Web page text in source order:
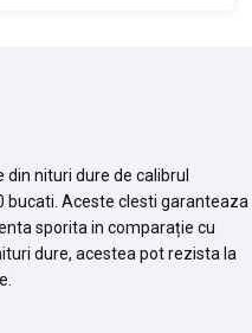
nituri dure de calibrul
bucati. Aceste clesti garanteaza
sporita in comparație cu
dure, acestea pot rezista la